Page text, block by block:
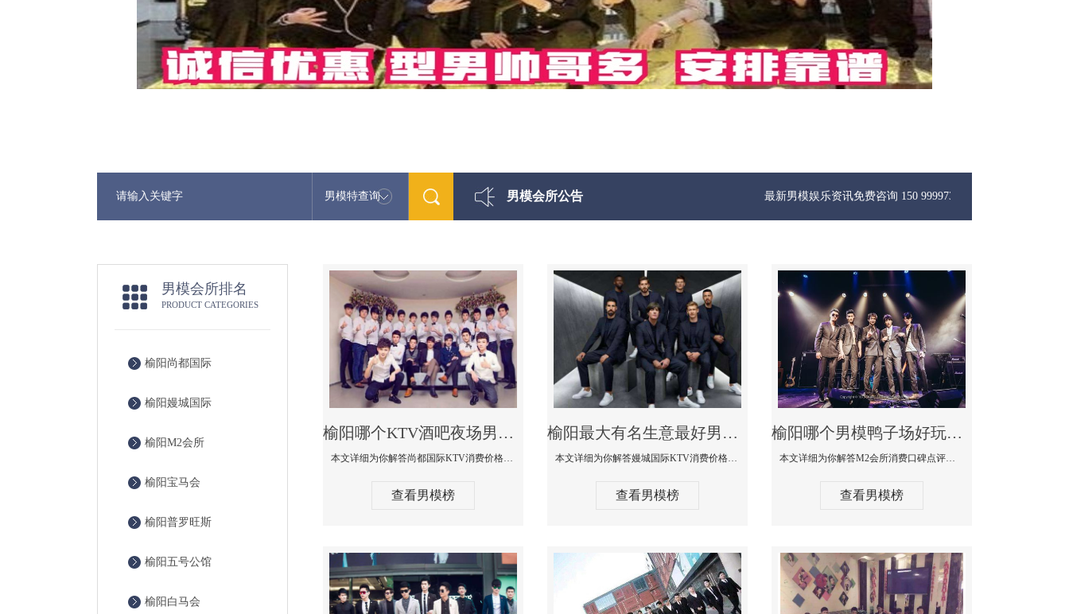
男模特查询 男模会所公告 最新男模娱乐资讯免费咨询 150 99997335微信同步
男模会所排名
PRODUCT CATEGORIES
榆阳尚都国际
榆阳嫚城国际
榆阳M2会所
榆阳宝马会
榆阳普罗旺斯
榆阳五号公馆
榆阳白马会
榆阳哪个KTV酒吧夜场男模公关型男最帅-尚都国际KTV消费价格点评
本文详细为你解答尚都国际KTV消费价格点评，更多关于哪个KTV酒吧夜场男模公关型男最帅免费咨询150 99997335微信同步
查看男模榜
榆阳最大有名生意最好男模少爷场KTV体验-嫚城国际KTV消费价格点评
本文详细为你解答嫚城国际KTV消费价格口碑点评，更多关于最大有名生意最好男模少爷场KTV体验免费咨询150 99997335微信同步！
查看男模榜
榆阳哪个男模鸭子场好玩陪酒服务好-M2会所KTV消费口碑点评
本文详细为你解答M2会所消费口碑点评，更多关于哪个男模鸭子场好玩陪酒服务好免费咨询150 99997335微信同步！
查看男模榜